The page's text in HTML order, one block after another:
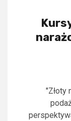
"Złoty